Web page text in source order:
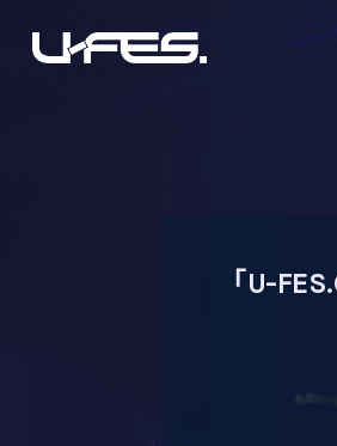
「U-